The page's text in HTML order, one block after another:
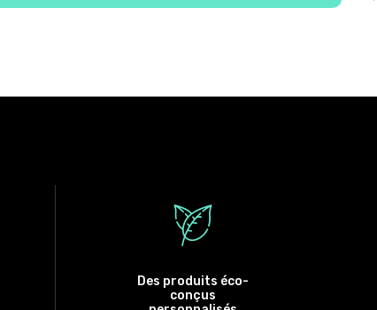
Des produits éco-
conçus